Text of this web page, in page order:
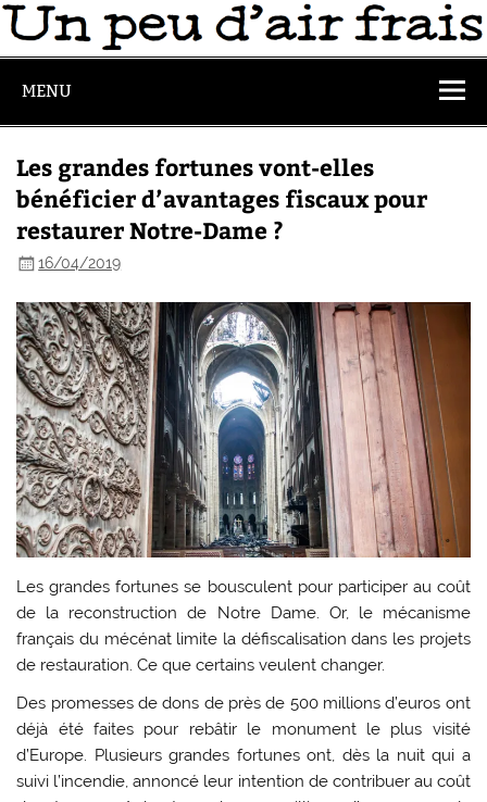
MENU
Les grandes fortunes vont-elles
bénéficier d’avantages fiscaux pour
restaurer Notre-Dame ?
16/04/2019
Les grandes fortunes se bousculent pour participer au coût
de la reconstruction de Notre Dame. Or, le mécanisme
français du mécénat limite la défiscalisation dans les projets
de restauration. Ce que certains veulent changer.
Des promesses de dons de près de 500 millions d’euros ont
déjà été faites pour rebâtir le monument le plus visité
d’Europe. Plusieurs grandes fortunes ont, dès la nuit qui a
suivi l’incendie, annoncé leur intention de contribuer au coût